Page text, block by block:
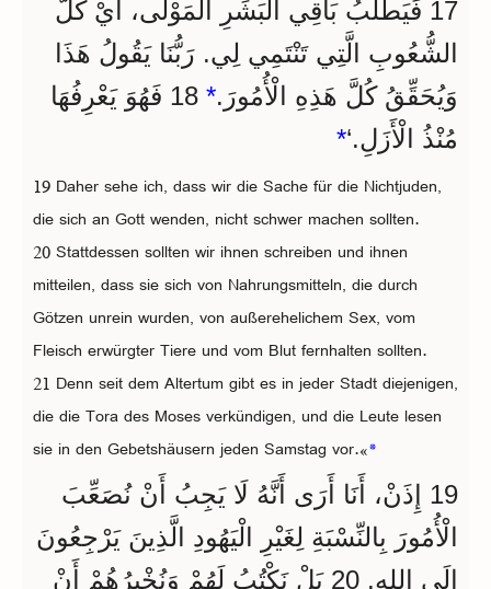
17 فَيَطْلُبُ بَاقِي الْبَشَرِ الْمَوْلَى، أَيْ كُلُّ
الشُّعُوبِ الَّتِي تَنْتَمِي لِي. رَبُّنَا يَقُولُ هَذَا
وَيُحَقِّقُ كُلَّ هَذِهِ الْأُمُورَ.*
18 فَهُوَ يَعْرِفُهَا
مُنْذُ الْأَزَلِ.‘*
19 Daher sehe ich, dass wir die Sache für die Nichtjuden,
die sich an Gott wenden, nicht schwer machen sollten.
20 Stattdessen sollten wir ihnen schreiben und ihnen
mitteilen, dass sie sich von Nahrungsmitteln, die durch
Götzen unrein wurden, von außerehelichem Sex, vom
Fleisch erwürgter Tiere und vom Blut fernhalten sollten.
21 Denn seit dem Altertum gibt es in jeder Stadt diejenigen,
die die Tora des Moses verkündigen, und die Leute lesen
sie in den Gebetshäusern jeden Samstag vor.«*
19 إِذَنْ، أَنَا أَرَى أَنَّهُ لَا يَجِبُ أَنْ نُصَعِّبَ
الْأُمُورَ بِالنِّسْبَةِ لِغَيْرِ الْيَهُودِ الَّذِينَ يَرْجِعُونَ
إِلَى اللهِ. 20 بَلْ نَكْتُبُ لَهُمْ وَنُخْبِرُهُمْ أَنْ